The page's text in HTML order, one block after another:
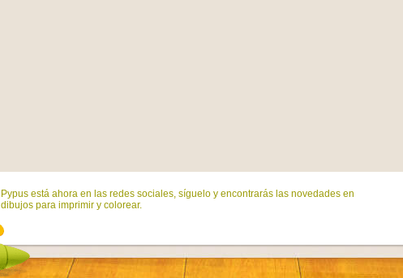
Pypus está ahora en las redes sociales, síguelo y encontrarás las novedades en
dibujos para imprimir y colorear.